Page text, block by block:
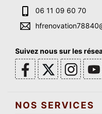
06 11 09 60 70
Suivez nous sur les
NOS SERVICES